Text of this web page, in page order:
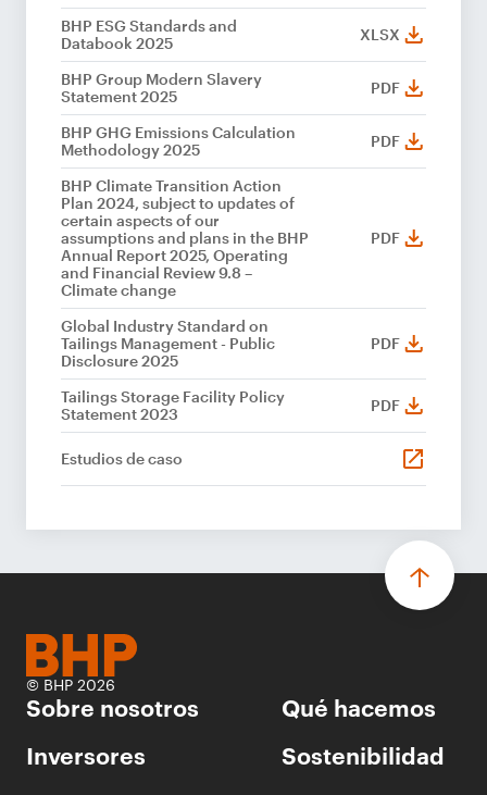
BHP ESG Standards and
Databook 2025
XLSX
BHP Group Modern Slavery
Statement 2025
PDF
BHP GHG Emissions Calculation
Methodology 2025
PDF
BHP Climate Transition Action
Plan 2024, subject to updates of
certain aspects of our
assumptions and plans in the BHP
Annual Report 2025, Operating
and Financial Review 9.8 –
Climate change
PDF
Global Industry Standard on
Tailings Management - Public
Disclosure 2025
PDF
Tailings Storage Facility Policy
Statement 2023
PDF
Estudios de caso
© BHP 2026
Sobre nosotros
Qué hacemos
Inversores
Sostenibilidad